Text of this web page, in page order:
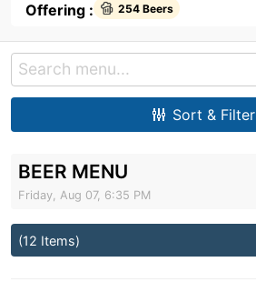
Offering : 254 Beers
Sort & Filter
BEER MENU
Friday, Aug 07, 6:35 PM
(12 Items)